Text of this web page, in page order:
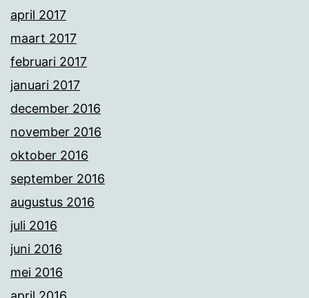
april 2017
maart 2017
februari 2017
januari 2017
december 2016
november 2016
oktober 2016
september 2016
augustus 2016
juli 2016
juni 2016
mei 2016